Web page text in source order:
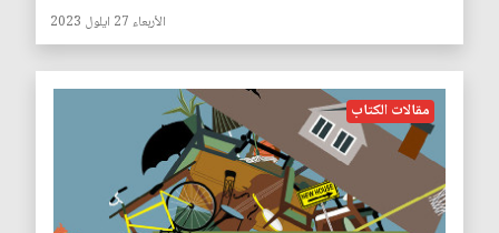
الأربعاء 27 ايلول 2023
مقالات الكتاب